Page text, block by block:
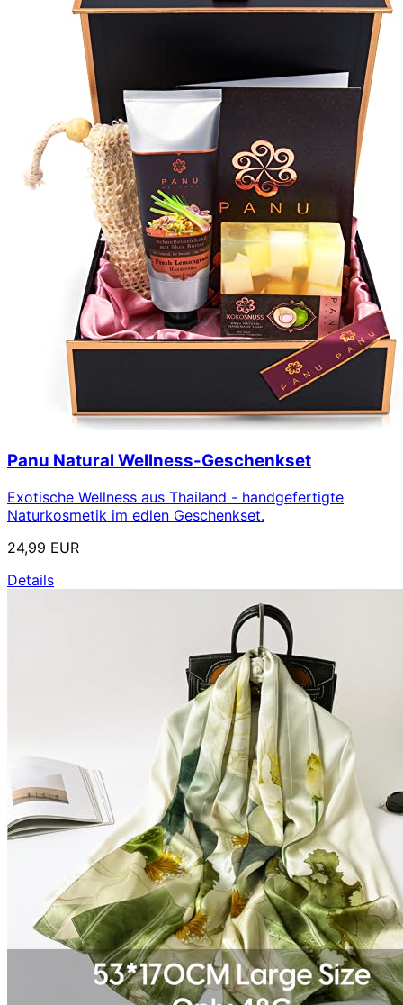
Panu Natural Wellness-Geschenkset
Exotische Wellness aus Thailand - handgefertigte
Naturkosmetik im edlen Geschenkset.
24,99 EUR
Details